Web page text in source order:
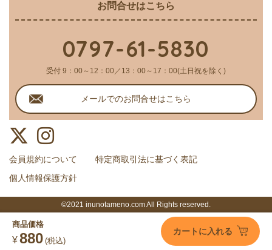
商品価格
¥880 (税込)
カートに入れる
お問合せはこちら
0797-61-5830
受付 9：00～12：00／13：00～17：00(土日祝を除く)
メールでのお問合せはこちら
会員規約について
特定商取引法に基づく表記
個人情報保護方針
©2021 inunotameno.com All Rights reserved.